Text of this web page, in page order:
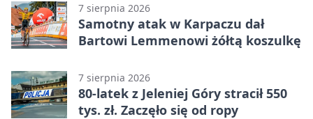
7 sierpnia 2026
Samotny atak w Karpaczu dał
Bartowi Lemmenowi żółtą koszulkę
7 sierpnia 2026
80-latek z Jeleniej Góry stracił 550
tys. zł. Zaczęło się od ropy